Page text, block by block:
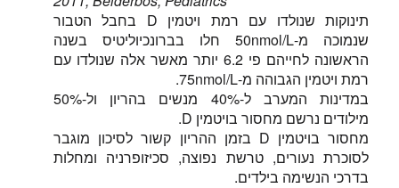
תינוקות שנולדו עם רמת ויטמין D בחבל הטבור
שנמוכה מ-50nmol/L חלו בברונכיוליטיס בשנה
הראשונה לחייהם פי 6.2 יותר מאשר אלה שנולדו עם
רמת ויטמין הגבוהה מ-75nmol/L.
במדינות המערב ל-40% מנשים בהריון ול-50%
מילודים נרשם מחסור בויטמין D.
מחסור בויטמין D בזמן ההריון קשור לסיכון מוגבר
לסוכרת נעורים, טרשת נפוצה, סכיזופרניה ומחלות
בדרכי הנשימה בילדים.